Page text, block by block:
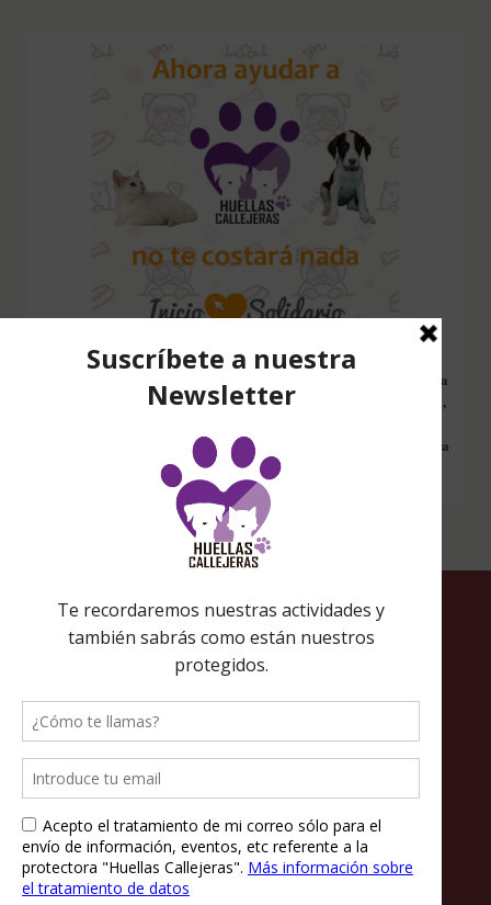
Configura nuestro Inicio Solidario en todos tus dispositivos y cada
vez que entres a hacer una búsqueda en internet desde esa página,
Amazon desde ahí, tu compra será solidaria sin ningún coste extra
para ti.
Política de privacidad